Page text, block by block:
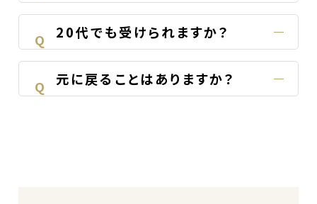
Q 20代でも受けられますか？
Q 元に戻ることはありますか？